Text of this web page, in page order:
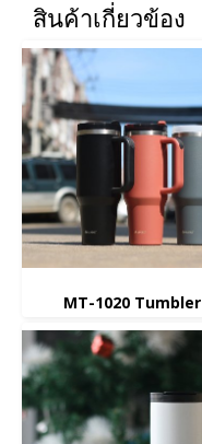
สินค้าเกี่ยวข้อง
MT-1020 Tumbler